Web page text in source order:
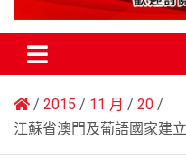
2015 11 月
20
江蘇省澳門及葡語國家建